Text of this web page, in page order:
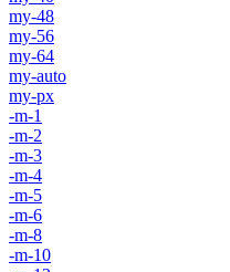
my-48
my-56
my-64
my-auto
my-px
-m-1
-m-2
-m-3
-m-4
-m-5
-m-6
-m-8
-m-10